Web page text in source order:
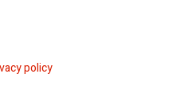
policy